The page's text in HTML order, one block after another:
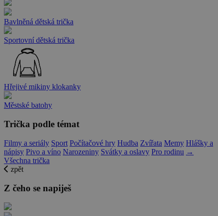
Bavlněná dětská trička
Sportovní dětská trička
Hřejivé mikiny klokanky
Městské batohy
Trička podle témat
Filmy a seriály Sport Počítačové hry Hudba Zvířata Memy Hlášky a
nápisy Pivo a víno Narozeniny Svátky a oslavy Pro rodinu →
Všechna trička
zpět
Z čeho se napiješ